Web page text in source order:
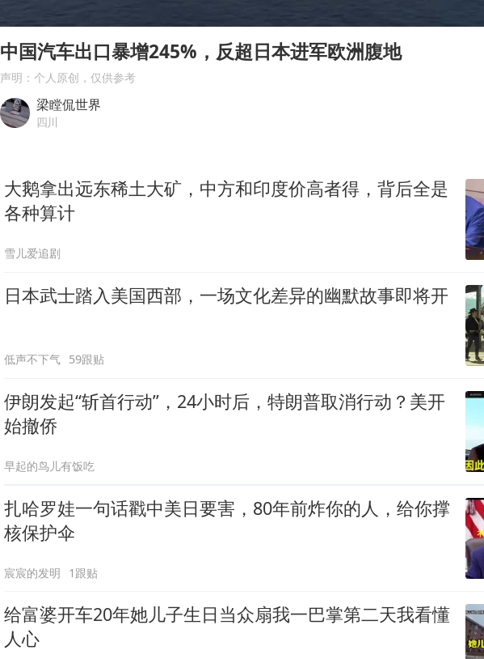
几元成本的AI广告导致千万市值蒸发
36岁男演员成景区NPC后人气爆棚
中国汽车出口暴增245%，反超日本进军欧洲腹地
声明：个人原创，仅供参考
梁瞠侃世界
四川
大鹅拿出远东稀土大矿，中方和印度价高者得，背后全是
各种算计
雪儿爱追剧
日本武士踏入美国西部，一场文化差异的幽默故事即将开
低声不下气 59跟贴
伊朗发起“斩首行动”，24小时后，特朗普取消行动？美开
始撤侨
早起的鸟儿有饭吃
扎哈罗娃一句话戳中美日要害，80年前炸你的人，给你撑
核保护伞
宸宸的发明 1跟贴
给富婆开车20年她儿子生日当众扇我一巴掌第二天我看懂
人心